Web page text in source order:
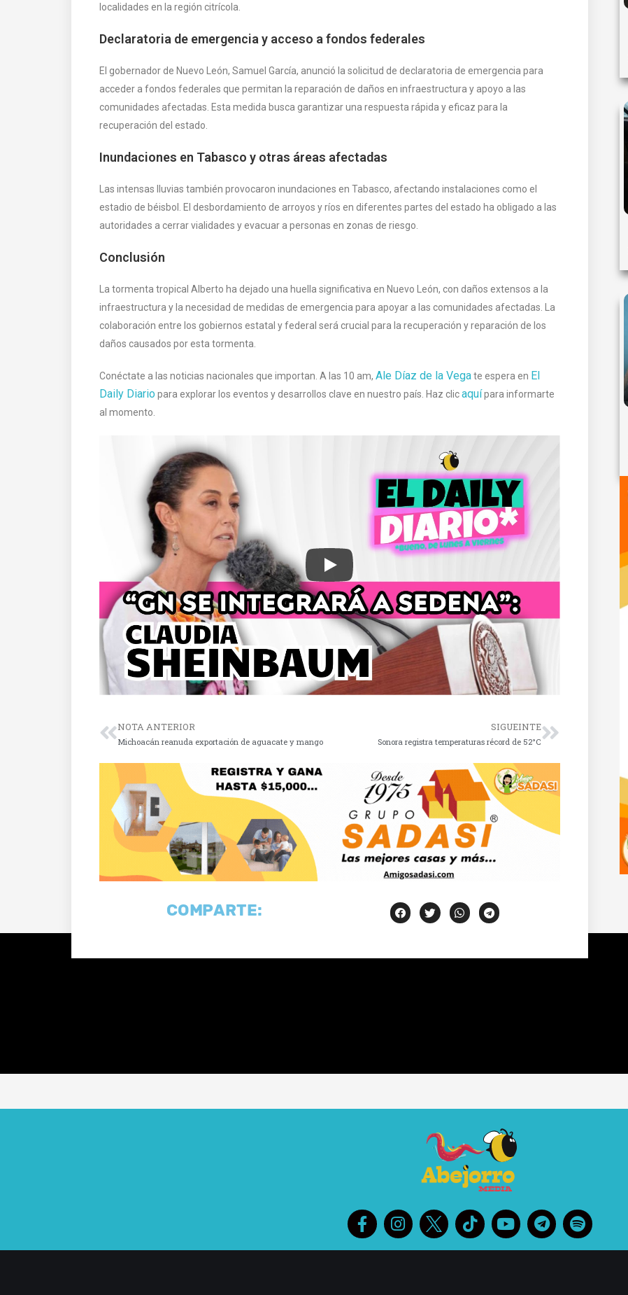
localidades en la región citrícola.
Declaratoria de emergencia y acceso a fondos federales
El gobernador de Nuevo León, Samuel García, anunció la solicitud de declaratoria de emergencia para
acceder a fondos federales que permitan la reparación de daños en infraestructura y apoyo a las
comunidades afectadas. Esta medida busca garantizar una respuesta rápida y eficaz para la
recuperación del estado.
Inundaciones en Tabasco y otras áreas afectadas
Las intensas lluvias también provocaron inundaciones en Tabasco, afectando instalaciones como el
estadio de béisbol. El desbordamiento de arroyos y ríos en diferentes partes del estado ha obligado a las
autoridades a cerrar vialidades y evacuar a personas en zonas de riesgo.
Conclusión
La tormenta tropical Alberto ha dejado una huella significativa en Nuevo León, con daños extensos a la
infraestructura y la necesidad de medidas de emergencia para apoyar a las comunidades afectadas. La
colaboración entre los gobiernos estatal y federal será crucial para la recuperación y reparación de los
daños causados por esta tormenta.
Conéctate a las noticias nacionales que importan. A las 10 am, Ale Díaz de la Vegate espera en El
Daily Diariopara explorar los eventos y desarrollos clave en nuestro país. Haz clicaquípara informarte
al momento.
NOTA ANTERIOR
Michoacán reanuda exportación de aguacate y mango
SIGUEINTE
Sonora registra temperaturas récord de 52°C
COMPARTE: